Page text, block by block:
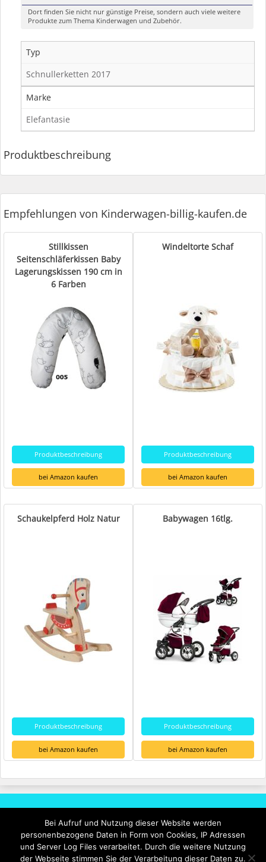
Dort finden Sie nicht nur günstige Preise, sondern auch viele weitere
Produkte zum Thema Kinderwagen und Zubehör.
Typ
Schnullerketten 2017
Marke
Elefantasie
Produktbeschreibung
Empfehlungen von Kinderwagen-billig-kaufen.de
Stillkissen
Seitenschläferkissen Baby
Lagerungskissen 190 cm in
6 Farben
Produktbeschreibung
bei Amazon kaufen
Windeltorte Schaf
Produktbeschreibung
bei Amazon kaufen
Schaukelpferd Holz Natur
Produktbeschreibung
bei Amazon kaufen
Babywagen 16tlg.
Produktbeschreibung
bei Amazon kaufen
Rechtliches
Impressum
Datenschutzerklärung
Bei Aufruf und Nutzung dieser Website werden
personenbezogene Daten in Form von Cookies, IP Adressen
und Server Log Files verarbeitet. Durch die weitere Nutzung
der Webseite stimmen Sie der Verarbeitung dieser Daten zu.